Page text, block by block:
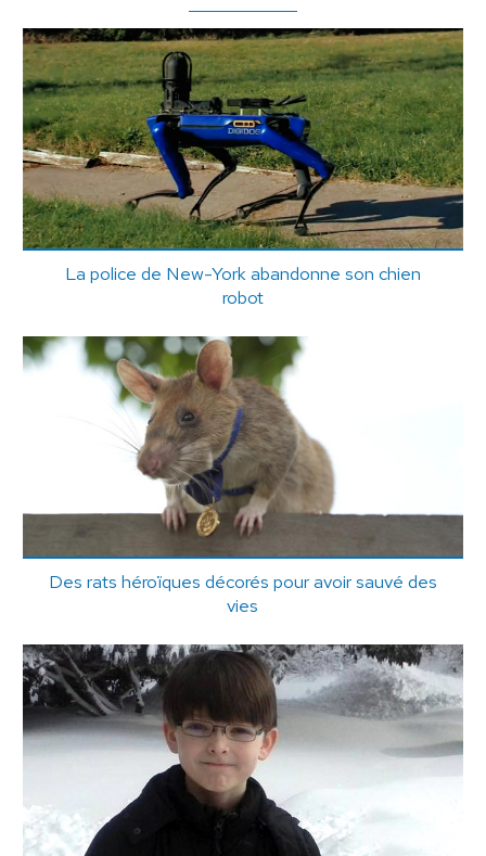
La police de New-York abandonne son chien
robot
Des rats héroïques décorés pour avoir sauvé des
vies